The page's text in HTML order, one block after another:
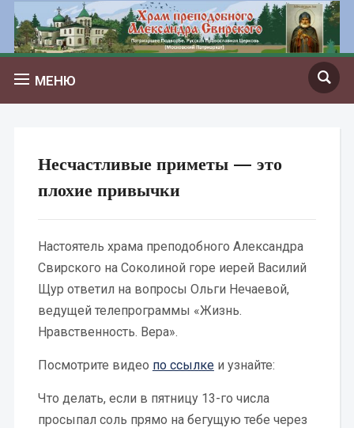
МЕНЮ
Несчастливые приметы — это
плохие привычки
Настоятель храма преподобного Александра
Свирского на Соколиной горе иерей Василий
Щур ответил на вопросы Ольги Нечаевой,
ведущей телепрограммы «Жизнь.
Нравственность. Вера».
Посмотрите видео по ссылкеи узнайте:
Что делать, если в пятницу 13-го числа
просыпал соль прямо на бегущую тебе через